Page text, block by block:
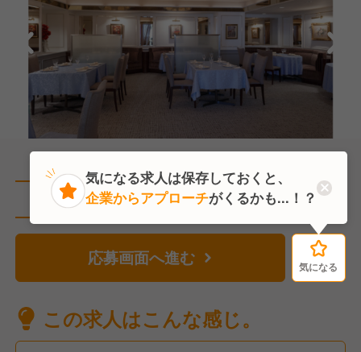
直近8人がこの求人を検討中
応募画面へ進む 気になる
この求人はこんな感じ。
気になる
気になる求人は保存しておくと、
企業からアプローチがくるかも...！？